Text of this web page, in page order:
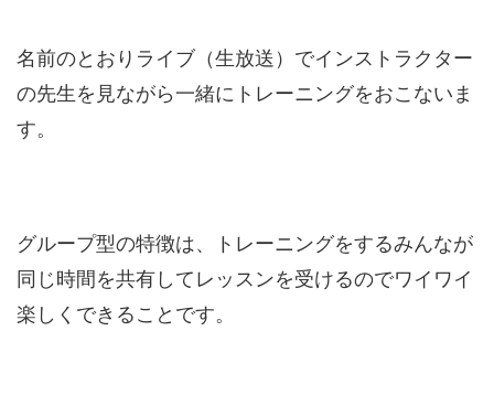
名前のとおりライブ（生放送）でインストラクター
の先生を見ながら一緒にトレーニングをおこないま
す。
グループ型の特徴は、トレーニングをするみんなが
同じ時間を共有してレッスンを受けるのでワイワイ
楽しくできることです。